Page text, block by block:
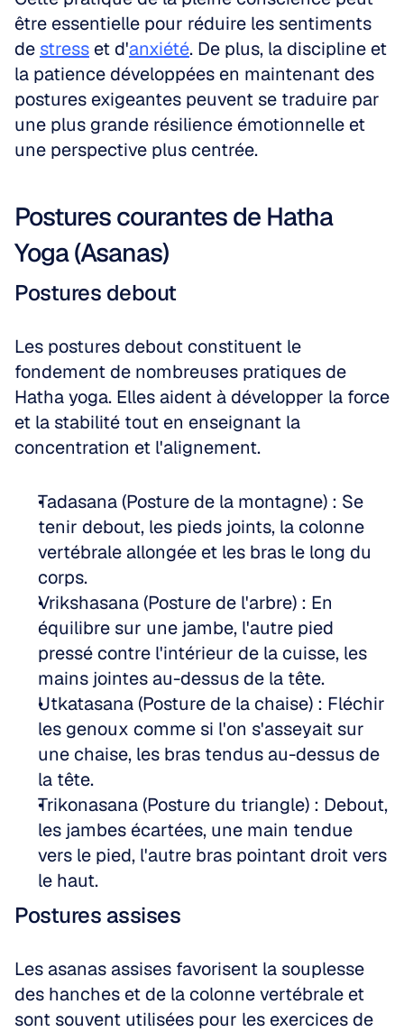
être essentielle pour réduire les sentiments
de stress et d'anxiété. De plus, la discipline et
la patience développées en maintenant des
postures exigeantes peuvent se traduire par
une plus grande résilience émotionnelle et
une perspective plus centrée.
Postures courantes de Hatha
Yoga (Asanas)
Postures debout
Les postures debout constituent le
fondement de nombreuses pratiques de
Hatha yoga. Elles aident à développer la force
et la stabilité tout en enseignant la
concentration et l'alignement.
Tadasana (Posture de la montagne) : Se
tenir debout, les pieds joints, la colonne
vertébrale allongée et les bras le long du
corps.
Vrikshasana (Posture de l'arbre) : En
équilibre sur une jambe, l'autre pied
pressé contre l'intérieur de la cuisse, les
mains jointes au-dessus de la tête.
Utkatasana (Posture de la chaise) : Fléchir
les genoux comme si l'on s'asseyait sur
une chaise, les bras tendus au-dessus de
la tête.
Trikonasana (Posture du triangle) : Debout,
les jambes écartées, une main tendue
vers le pied, l'autre bras pointant droit vers
le haut.
Postures assises
Les asanas assises favorisent la souplesse
des hanches et de la colonne vertébrale et
sont souvent utilisées pour les exercices de